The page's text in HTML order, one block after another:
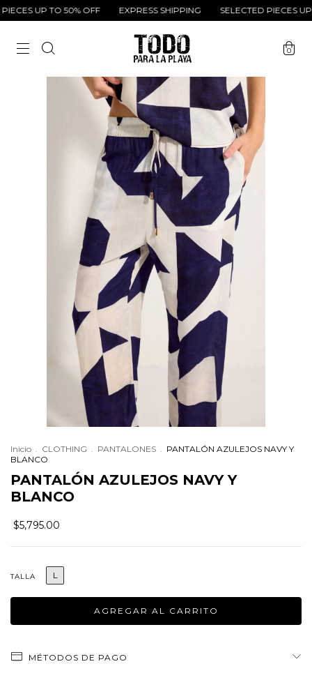
UP TO 50% OFF EXPRESS SHIPPING SELECTED PIECES UP
0
Inicio CLOTHING PANTALONES
PANTALÓN AZULEJOS NAVY Y
BLANCO
PANTALÓN AZULEJOS NAVY Y
BLANCO
$5,795.00
TALLA L
MÉTODOS DE PAGO